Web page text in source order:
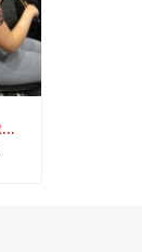
REGIONAAL JEUGDORKEST ARTIANCE